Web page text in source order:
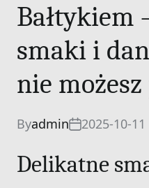
Bałtykiem
smaki i
nie
Byadmin 2025-10-11
Delikatne